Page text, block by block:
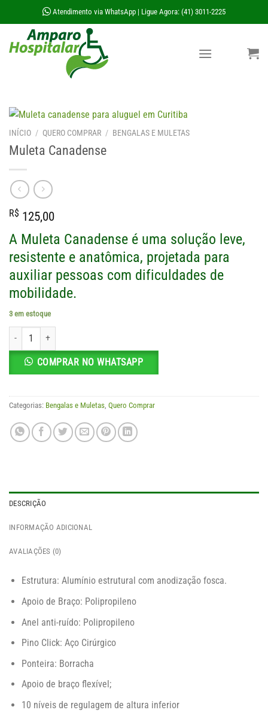
to
content
Atendimento via WhatsApp Ligue Agora: (41) 3011-2225
INÍCIO / QUERO COMPRAR / BENGALAS E MULETAS
Muleta Canadense
R$ 125,00
A Muleta Canadense é uma solução leve,
resistente e anatômica, projetada para
auxiliar pessoas com dificuldades de
mobilidade.
3 em estoque
Muleta Canadense quantidade
COMPRAR NO WHATSAPP
Categorias: Bengalas e Muletas, Quero Comprar
DESCRIÇÃO
INFORMAÇÃO ADICIONAL
AVALIAÇÕES (0)
Estrutura: Alumínio estrutural com anodização fosca.
Apoio de Braço: Polipropileno
Anel anti-ruído: Polipropileno
Pino Click: Aço Cirúrgico
Ponteira: Borracha
Apoio de braço flexível;
10 níveis de regulagem de altura inferior